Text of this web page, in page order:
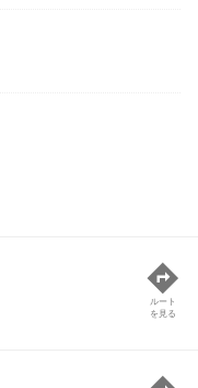
ルート
を見る